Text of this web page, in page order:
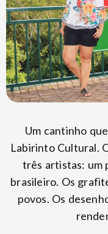
Um cantinho
Labirinto Cultural.
três artistas: um
brasileiro. Os
povos. Os